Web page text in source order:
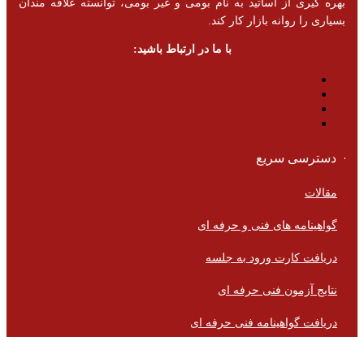
بهره گیری از اساتید به نام بومی و غیر بومی، توانسته علاقه مندان
بسیاری را روانه بازار کار کند.
با ما در ارتباط باشید:
دسترسی سریع
مقالات
گواهینامه های فنی و حرفه ای
دریافت کارت ورود به جلسه
نتایج آزمون فنی حرفه ای
دریافت گواهینامه فنی حرفه ای